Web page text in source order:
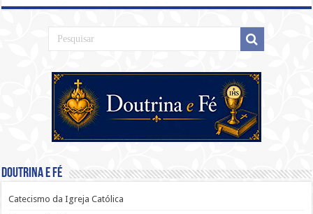
Doutrina e Fé
Catecismo da Igreja Católica